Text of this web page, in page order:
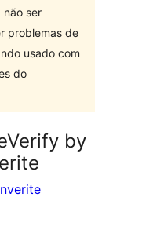
não ser
problemas de
usado com
do
by